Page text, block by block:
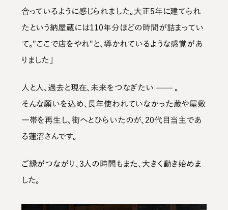
合っているように感じられました。大正5年に建てられ
たという納屋蔵には110年分ほどの時間が詰まってい
て。"ここで店をやれ"と、導かれているような感覚があ
りました」
人と人、過去と現在、未来をつなぎたい —— 。
そんな願いを込め、長年使われていなかった蔵や屋敷
一帯を再生し、街へとひらいたのが、20代目当主であ
る蓮沼さんです。
ご縁がつながり、3人の時間もまた、大きく動き始めま
した。